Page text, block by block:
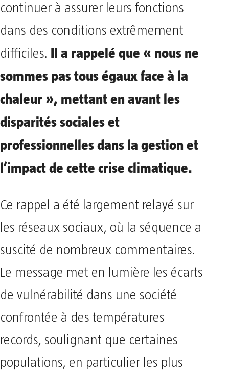
continuer à assurer leurs fonctions
dans des conditions extrêmement
difficiles. Il a rappelé que « nous ne
sommes pas tous égaux face à la
chaleur », mettant en avant les
disparités sociales et
professionnelles dans la gestion et
l’impact de cette crise climatique.
Ce rappel a été largement relayé sur
les réseaux sociaux, où la séquence a
suscité de nombreux commentaires.
Le message met en lumière les écarts
de vulnérabilité dans une société
confrontée à des températures
records, soulignant que certaines
populations, en particulier les plus